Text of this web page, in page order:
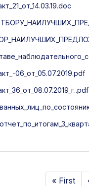
06_от_05.07.2019.pdf
« First